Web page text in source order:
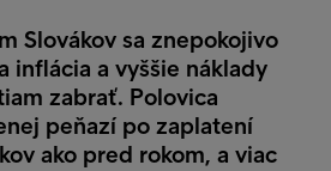
Slovákov sa znepokojivo
inflácia a vyššie náklady
zabrať. Polovica
peňazí po zaplatení
ako pred rokom, a viac